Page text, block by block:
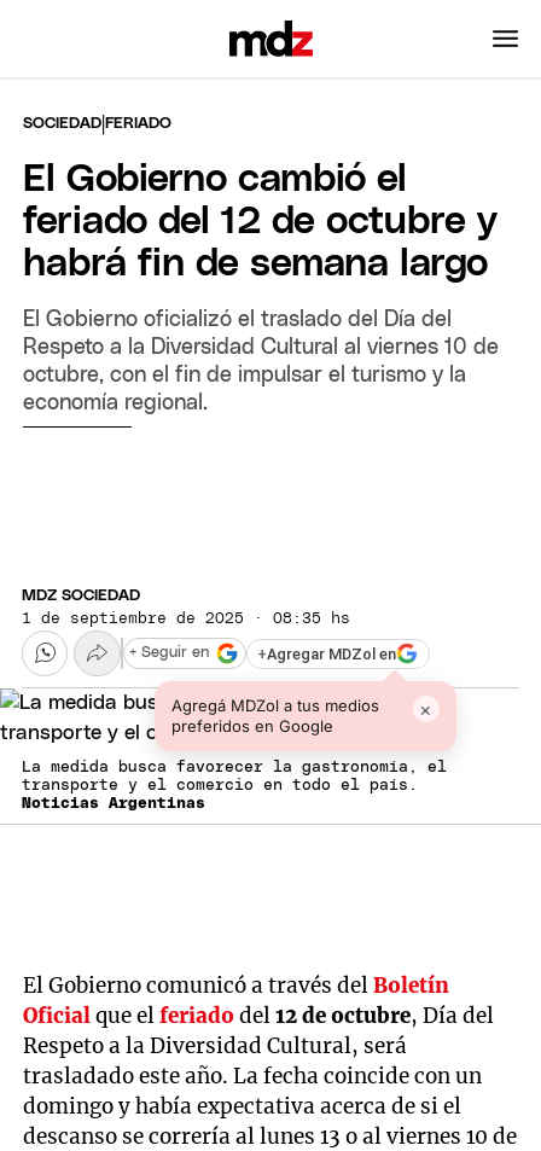
SOCIEDAD |FERIADO
El Gobierno cambió el
feriado del 12 de octubre y
habrá fin de semana largo
El Gobierno oficializó el traslado del Día del
Respeto a la Diversidad Cultural al viernes 10 de
octubre, con el fin de impulsar el turismo y la
economía regional.
MDZ SOCIEDAD
1 de septiembre de 2025 · 08:35 hs
+Agregar MDZol en
Agregá MDZol a tus medios
preferidos en Google
×
+ Seguir en
La medida busca favorecer la gastronomía, el
transporte y el comercio en todo el país.
Noticias Argentinas
El Gobierno comunicó a través delBoletín
Oficialque elferiadodel12 de octubre, Día del
Respeto a la Diversidad Cultural, será
trasladado este año. La fecha coincide con un
domingo y había expectativa acerca de si el
descanso se correría al lunes 13 o al viernes 10 de